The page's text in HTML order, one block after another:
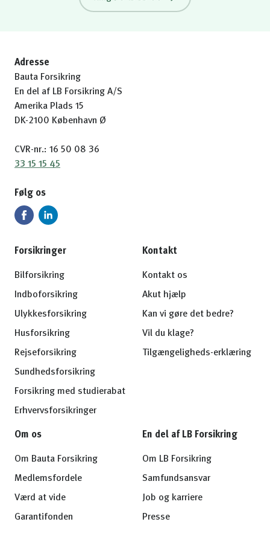
Adresse
Bauta Forsikring
En del af LB Forsikring A/S
Amerika Plads 15
DK-2100 København Ø
CVR-nr.: 16 50 08 36
33 15 15 45
Følg os
Forsikringer
Bilforsikring
Indboforsikring
Ulykkesforsikring
Husforsikring
Rejseforsikring
Sundhedsforsikring
Forsikring med studierabat
Erhvervsforsikringer
Kontakt
Kontakt os
Akut hjælp
Kan vi gøre det bedre?
Vil du klage?
Tilgængeligheds-erklæring
Om os
Om Bauta Forsikring
Medlemsfordele
Værd at vide
Garantifonden
En del af LB Forsikring
Om LB Forsikring
Samfundsansvar
Job og karriere
Presse